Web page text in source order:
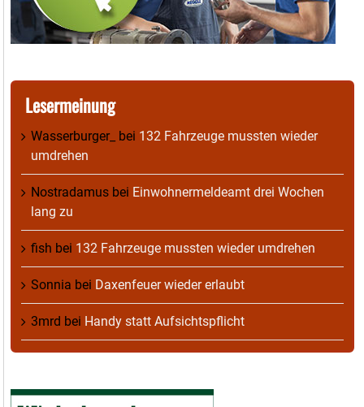
Lesermeinung
Wasserburger_ bei 132 Fahrzeuge mussten wieder
umdrehen
Nostradamus bei Einwohnermeldeamt drei Wochen
lang zu
fish bei 132 Fahrzeuge mussten wieder umdrehen
Sonnia bei Daxenfeuer wieder erlaubt
3mrd bei Handy statt Aufsichtspflicht